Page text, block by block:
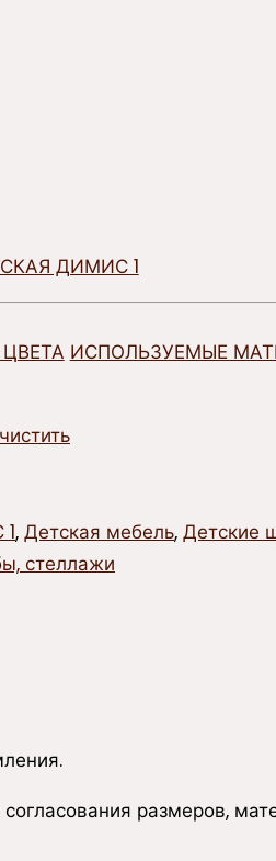
ДИМИС 1
ИСПОЛЬЗУЕМЫЕ
, Детская мебель, Детские
стеллажи
размеров,